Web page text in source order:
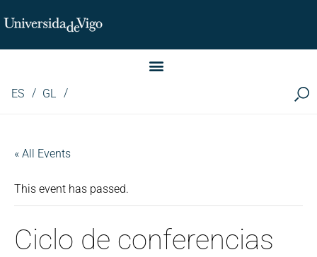
Instituto de Investigación LINGUA (iLingua)
ES GL
« All Events
This event has passed.
Ciclo de conferencias